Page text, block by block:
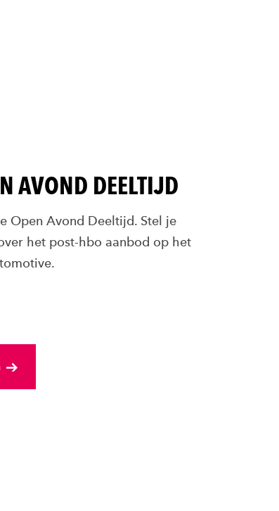
AVOND DEELTIJD
Open Avond Deeltijd. Stel je
het post-hbo aanbod op het